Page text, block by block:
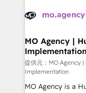
services are
WordPress and
architectures that
performance. - Multi-object CRM migration, cleanup,
and
integrations
object setup,
MO Agency |
Implementation
提供元：MO Agency
Implementation
MO Agency is a